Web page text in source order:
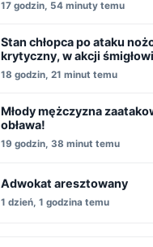
17 godzin, 54 minuty temu
Stan chłopca po ataku
krytyczny, w akcji
18 godzin, 21 minut temu
Młody mężczyzna
obława!
19 godzin, 38 minut temu
Adwokat aresztowany
1 dzień, 1 godzina temu